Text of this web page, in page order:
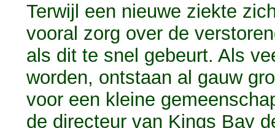
Terwijl een nieuwe ziekte
vooral zorg over de
als dit te snel gebeurt. Als
worden, ontstaan al gauw
voor een kleine
de directeur van Kings Bay